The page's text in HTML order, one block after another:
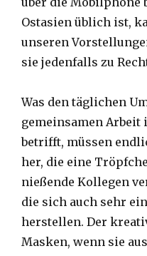
Ostasien üblich ist,
unseren
sie jedenfalls zu
Was den täglichen
gemeinsamen Arbeit
betrifft, müssen
her, die eine
nießende Kollegen
die sich auch sehr
herstellen. Der
Masken, wenn sie